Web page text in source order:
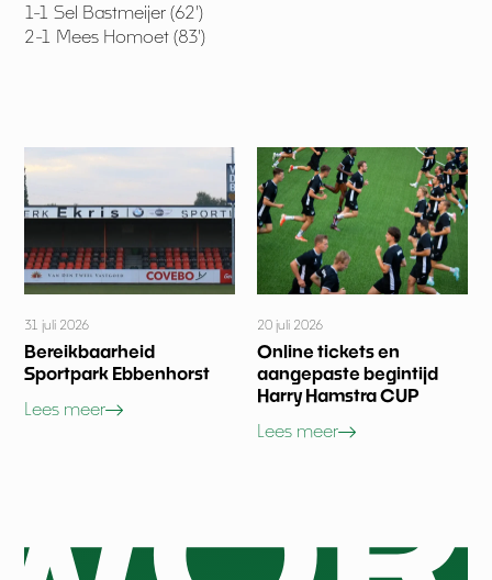
1-1 Sel Bastmeijer (62')
2-1 Mees Homoet (83')
31 juli 2026
Bereikbaarheid
Sportpark Ebbenhorst
Lees meer
20 juli 2026
Online tickets en
aangepaste begintijd
Harry Hamstra CUP
Lees meer